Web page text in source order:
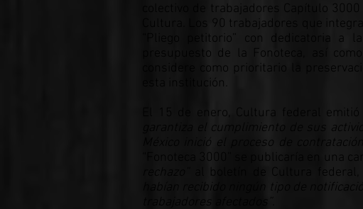
colectivo de trabajadores Capítulo
Cultura. Los 90 trabajadores que
“Pliego petitorio” con dedicatoria a
presupuesto de la Fonoteca, así
considere como prioritario la
esta institución.
El 15 de enero, Cultura federal
garantiza el cumplimiento de sus
México inició el proceso de
“Fonoteca 3000” se publicaría en una
al boletín de Cultura
habían recibido ningún tipo de